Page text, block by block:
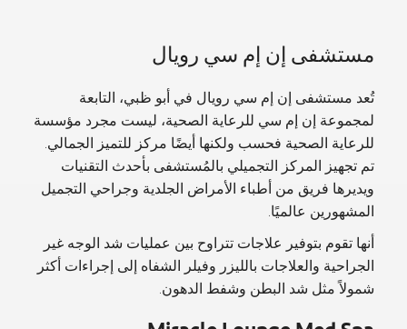
مستشفى إن إم سي رويال
تُعد مستشفى إن إم سي رويال في أبو ظبي، التابعة
لمجموعة إن إم سي للرعاية الصحية، ليست مجرد مؤسسة
للرعاية الصحية فحسب ولكنها أيضًا مركز للتميز الجمالي.
تم تجهيز المركز التجميلي بالمُستشفى بأحدث التقنيات
ويديرها فريق من أطباء الأمراض الجلدية وجراحي التجميل
المشهورين عالميًا.
أنها تقوم بتوفير علاجات تتراوح بين عمليات شد الوجه غير
الجراحية والعلاجات بالليزر وفيلر الشفاه إلى إجراءات أكثر
شمولاً مثل شد البطن وشفط الدهون.